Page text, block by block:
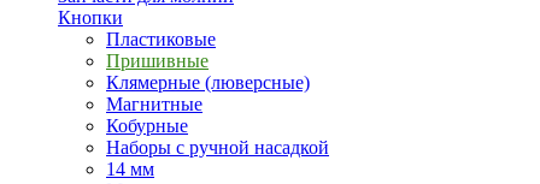
Кнопки
Пластиковые
Пришивные
Клямерные (люверсные)
Магнитные
Кобурные
Наборы с ручной насадкой
14 мм